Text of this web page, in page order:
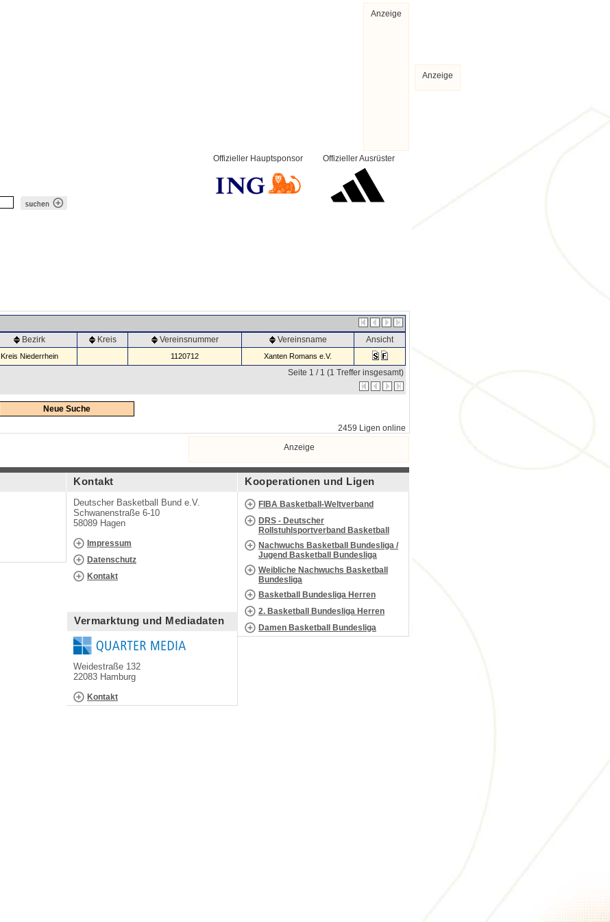
Anzeige
Offizieller Ausrüster
Offizieller Hauptsponsor
Bezirk Kreis Vereinsnummer Vereinsname Ansicht
Kreis Niederrhein 1120712 Xanten Romans e.V.
Seite 1 / 1 (1 Treffer insgesamt)
Neue Suche
2459 Ligen online
Anzeige
Kontakt
Deutscher Basketball Bund e.V.
Schwanenstraße 6-10
58089 Hagen
Impressum
Datenschutz
Kontakt
Vermarktung und Mediadaten
Weidestraße 132
22083 Hamburg
Kontakt
Kooperationen und Ligen
FIBA Basketball-Weltverband
DRS - Deutscher
Rollstuhlsportverband Basketball
Nachwuchs Basketball Bundesliga /
Jugend Basketball Bundesliga
Weibliche Nachwuchs Basketball
Bundesliga
Basketball Bundesliga Herren
2. Basketball Bundesliga Herren
Damen Basketball Bundesliga
Anzeige